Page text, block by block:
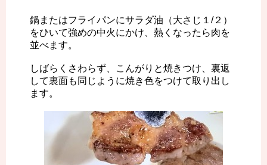
鍋またはフライパンにサラダ油（大さじ１/２）
をひいて強めの中火にかけ、熱くなったら肉を
並べます。
しばらくさわらず、こんがりと焼きつけ、裏返
して裏面も同じように焼き色をつけて取り出し
ます。